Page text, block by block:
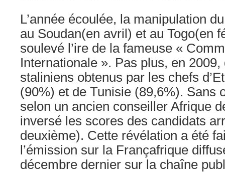
L’année écoulée, la manipulation
au Soudan(en avril) et au Togo(en
soulevé l’ire de la fameuse «
Internationale ». Pas plus, en
staliniens obtenus par les chefs
(90%) et de Tunisie (89,6%). Sans
selon un ancien conseiller Afrique
inversé les scores des candidats
deuxième). Cette révélation a été
l’émission sur la Françafrique
décembre dernier sur la chaîne